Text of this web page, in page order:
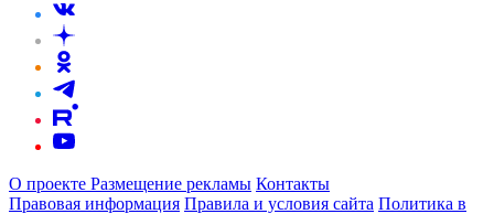
О проекте Размещение рекламы Контакты
Правовая информация Правила и условия сайта Политика в